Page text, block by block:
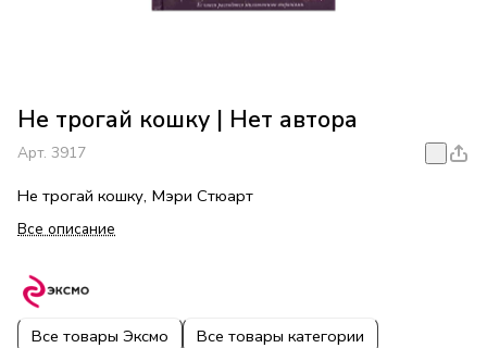
Не трогай кошку | Нет автора
Арт. 3917
Не трогай кошку, Мэри Стюарт
Все описание
Все товары Эксмо Все товары категории